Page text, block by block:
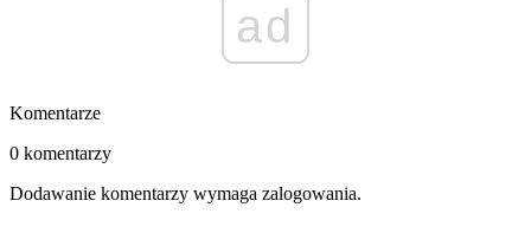
ad
Komentarze
0 komentarzy
Dodawanie komentarzy wymaga zalogowania.